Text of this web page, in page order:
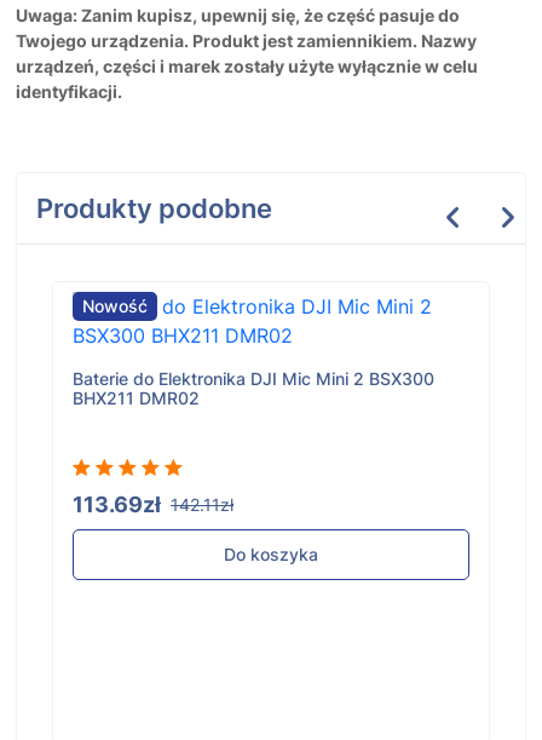
Uwaga: Zanim kupisz, upewnij się, że część pasuje do
Twojego urządzenia. Produkt jest zamiennikiem. Nazwy
urządzeń, części i marek zostały użyte wyłącznie w celu
identyfikacji.
Produkty podobne
Nowość
Baterie do Elektronika DJI Mic Mini 2 BSX300
BHX211 DMR02
113.69zł 142.11zł
Do koszyka